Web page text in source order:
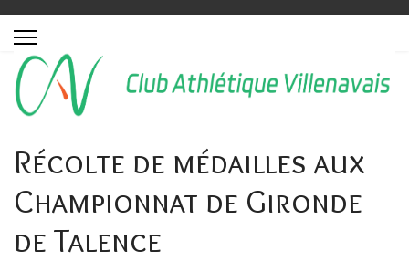
Récolte de médailles aux
Championnat de Gironde
de Talence